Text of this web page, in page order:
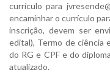
currículo para
encaminhar o currículo
inscrição, devem ser
edital), Termo de ciência
do RG e CPF e do
atualizado.